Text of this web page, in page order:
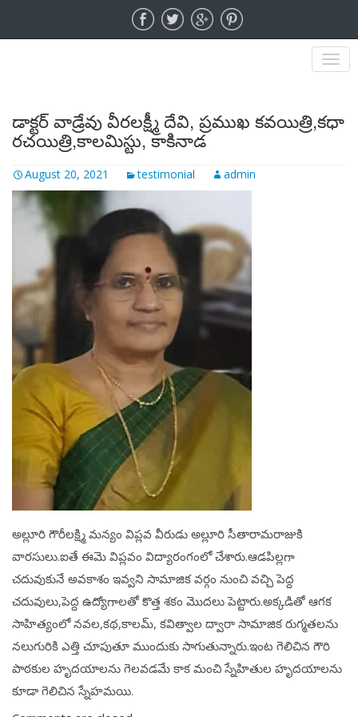
డాక్టర్ వాడ్రేవు వీరలక్ష్మీ దేవి, ప్రముఖ కవయిత్రి,కధా
రచయిత్రి,కాలమిస్టు, కాకినాడ
August 20, 2021 testimonial admin
అల్లూరి గౌరీలక్ష్మి మన్యం విప్లవ వీరుడు అల్లూరి సీతారామరాజుకి
వారసులు.ఐతే ఈమె విప్లవం విద్యారంగంలో చేశారు.ఆడపిల్లగా
చదువుకునే అవకాశం ఇవ్వని సామాజిక వర్గం నుంచి వచ్చి పెద్ద
చదువులు,పెద్ద ఉద్యోగాలతో కొత్త శకం మొదలు పెట్టారు.అక్కడితో ఆగక
సాహిత్యంలో నవల,కథ,కాలమ్, కవిత్వాల ద్వారా సామాజిక రుగ్మతలను
నలుగురికి ఎత్తి చూపుతూ ముందుకు సాగుతున్నారు.ఇంట గెలిచిన గౌరి
పాఠకుల హృదయాలను గెలవడమే కాక మంచి స్నేహితుల హృదయాలను
కూడా గెలిచిన స్నేహమయి.